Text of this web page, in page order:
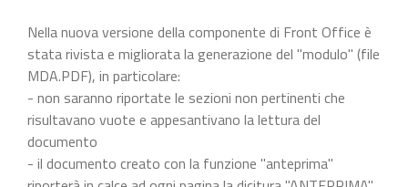
Nella nuova versione della componente di Front Office è
stata rivista e migliorata la generazione del "modulo" (file
MDA.PDF), in particolare:
- non saranno riportate le sezioni non pertinenti che
risultavano vuote e appesantivano la lettura del
documento
- il documento creato con la funzione "anteprima"